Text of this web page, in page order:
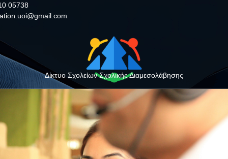
05738
Δίκτυο Σχολείων Σχολικής Διαμεσολάβησης